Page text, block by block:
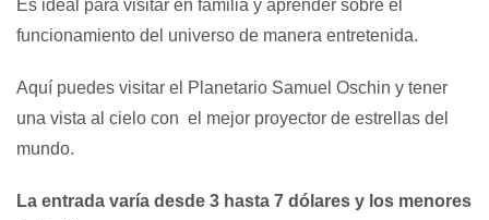
Es ideal para visitar en familia y aprender sobre el
funcionamiento del universo de manera entretenida.
Aquí puedes visitar el Planetario Samuel Oschin y tener
una vista al cielo con el mejor proyector de estrellas del
mundo.
La entrada varía desde 3 hasta 7 dólares y los menores